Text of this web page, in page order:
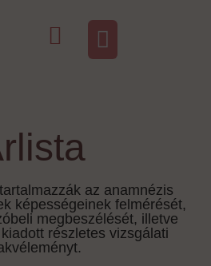
az anamnézis
képességeinek felmérését,
megbeszélését, illetve
részletes vizsgálati